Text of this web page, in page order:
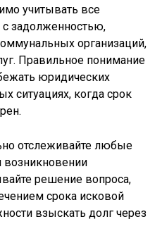
учитывать все
с задолженностью,
организаций,
Правильное понимание
юридических
ситуациях, когда срок
отслеживайте любые
возникновении
решение вопроса,
срока исковой
взыскать долг через